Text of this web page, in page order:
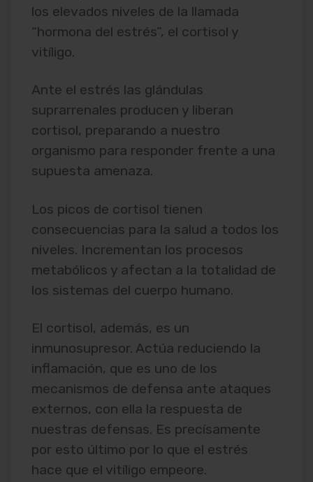
los elevados niveles de la llamada
“hormona del estrés”, el cortisol y
vitíligo.
Ante el estrés las glándulas
suprarrenales producen y liberan
cortisol, preparando a nuestro
organismo para responder frente a una
supuesta amenaza.
Los picos de cortisol tienen
consecuencias para la salud a todos los
niveles. Incrementan los procesos
metabólicos y afectan a la totalidad de
los sistemas del cuerpo humano.
El cortisol, además, es un
inmunosupresor. Actúa reduciendo la
inflamación, que es uno de los
mecanismos de defensa ante ataques
externos, con ella la respuesta de
nuestras defensas. Es precísamente
por esto último por lo que el estrés
hace que el vitíligo empeore.